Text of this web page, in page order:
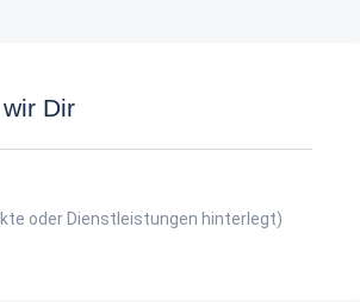
Dir
oder Dienstleistungen hinterlegt)